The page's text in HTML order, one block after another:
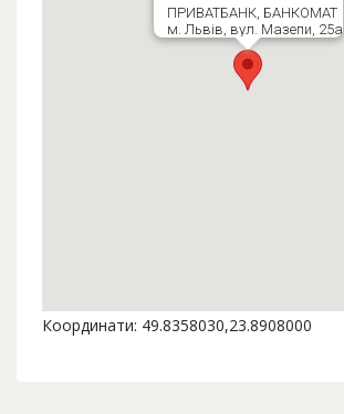
ПРИВАТБАНК, БАНКОМАТ
м. Львів, вул. Мазепи, 25а
Координати: 49.8358030,23.8908000